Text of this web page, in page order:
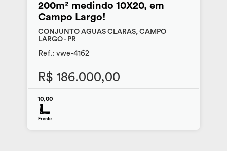
200m² medindo 10X20, em
Campo Largo!
CONJUNTO AGUAS CLARAS, CAMPO
LARGO - PR
Ref.: vwe-4162
R$ 186.000,00
10,00
Frente